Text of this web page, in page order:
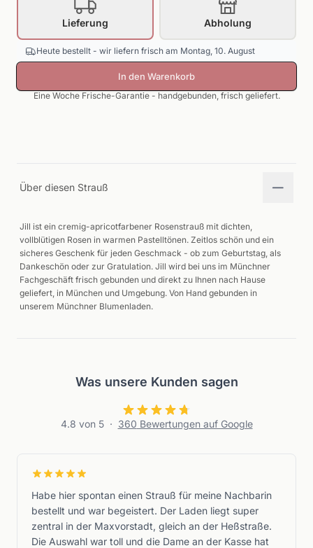
Lieferung Abholung
Heute bestellt - wir liefern frisch am Montag, 10. August
In den Warenkorb
Eine Woche Frische-Garantie - handgebunden, frisch geliefert.
Über diesen Strauß
Jill ist ein cremig-apricotfarbener Rosenstrauß mit dichten,
vollblütigen Rosen in warmen Pastelltönen. Zeitlos schön und ein
sicheres Geschenk für jeden Geschmack - ob zum Geburtstag, als
Dankeschön oder zur Gratulation. Jill wird bei uns im Münchner
Fachgeschäft frisch gebunden und direkt zu Ihnen nach Hause
geliefert, in München und Umgebung. Von Hand gebunden in
unserem Münchner Blumenladen.
Was unsere Kunden sagen
4.8 von 5 · 360 Bewertungen auf Google
Habe hier spontan einen Strauß für meine Nachbarin
bestellt und war begeistert. Der Laden liegt super
zentral in der Maxvorstadt, gleich an der Heßstraße.
Die Auswahl war toll und die Dame an der Kasse hat